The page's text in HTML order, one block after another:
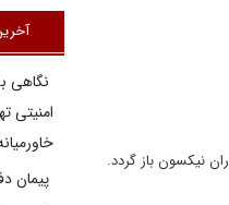
نیکسون باز گردد.
نگاهی
امنیتی
پیمان